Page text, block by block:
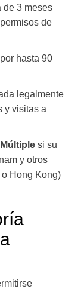
de 3 meses
de
hasta 90
legalmente
y visitas a
si su
y otros
Hong Kong)